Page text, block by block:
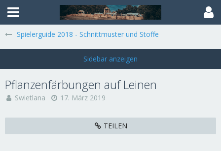
Spielerguide 2018 - Schnittmuster und Stoffe
Pflanzenfärbungen auf Leinen
Swietlana 17. März 2019
TEILEN